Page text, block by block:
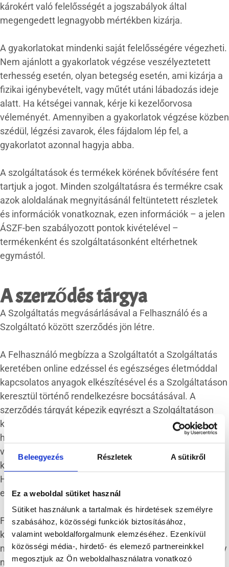
Beleegyezés Részletek A sütikről
Ez a weboldal sütiket használ
Sütiket használunk a tartalmak és hirdetések személyre
szabásához, közösségi funkciók biztosításához,
valamint weboldalforgalmunk elemzéséhez. Ezenkívül
közösségi média-, hirdető- és elemező partnereinkkel
megosztjuk az Ön weboldalhasználatra vonatkozó
károkért való felelősségét a jogszabályok által
megengedett legnagyobb mértékben kizárja.
A gyakorlatokat mindenki saját felelősségére végezheti.
Nem ajánlott a gyakorlatok végzése veszélyeztetett
terhesség esetén, olyan betegség esetén, ami kizárja a
fizikai igénybevételt, vagy műtét utáni lábadozás ideje
alatt. Ha kétségei vannak, kérje ki kezelőorvosa
véleményét. Amennyiben a gyakorlatok végzése közben
szédül, légzési zavarok, éles fájdalom lép fel, a
gyakorlatot azonnal hagyja abba.
A szolgáltatások és termékek körének bővítésére fent
tartjuk a jogot. Minden szolgáltatásra és termékre csak
azok aloldalának megnyitásánál feltüntetett részletek
és információk vonatkoznak, ezen információk – a jelen
ÁSZF-ben szabályozott pontok kivételével –
termékenként és szolgáltatásonként eltérhetnek
egymástól.
A szerződés tárgya
A Szolgáltatás megvásárlásával a Felhasználó és a
Szolgáltató között szerződés jön létre.
A Felhasználó megbízza a Szolgáltatót a Szolgáltatás
keretében online edzéssel és egészséges életmóddal
kapcsolatos anyagok elkészítésével és a Szolgáltatáson
keresztül történő rendelkezésre bocsátásával. A
szerződés tárgyát képezik egyrészt a Szolgáltatáson
keresztül, a szerződés megkötésének időpontjában
hozzáférhető anyagok (videók, egyéb anyagok),
valamint a Szolgáltató által később elkészített és
közzétett anyagok. A Szolgáltatás kizárólagos nyújtója
Harmónia Pilatessel Kft., aki a megbízást kifejezetten
elfogadja.
Fenntartjuk a jogot, hogy a Harmónia Pilatessel Klub
keretein belül nyújtott szolgáltatásokat külön értesítés
nélkül módosítsuk, azok mennyiségét csökkentsük vagy
növeljük, formáját módosítsuk. E módosítások a